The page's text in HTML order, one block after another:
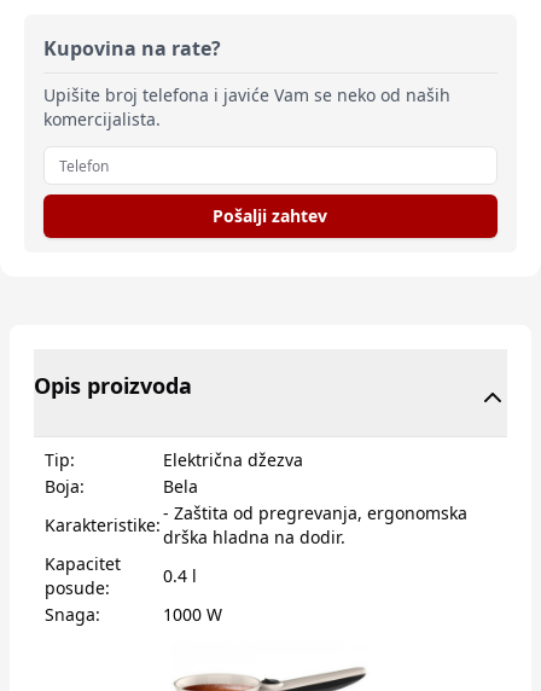
Kupovina na rate?
Upišite broj telefona i javiće Vam se neko od naših
komercijalista.
Pošalji zahtev
Opis proizvoda
Tip:
Električna džezva
Boja:
Bela
Karakteristike:
- Zaštita od pregrevanja, ergonomska
drška hladna na dodir.
Kapacitet
posude:
0.4 l
Snaga:
1000 W